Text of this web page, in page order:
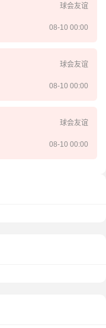
球会友谊
08-10 00:00
球会友谊
08-10 00:00
球会友谊
08-10 00:00